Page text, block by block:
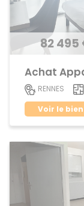
82 495
Achat
RENNES
Voir le bien